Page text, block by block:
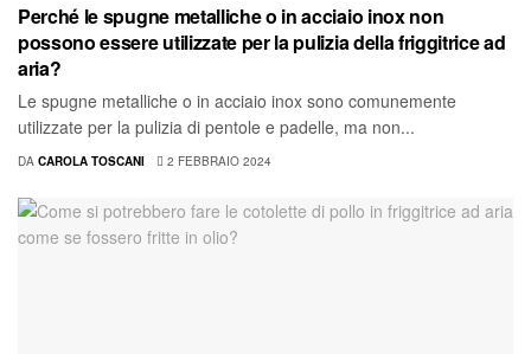
Perché le spugne metalliche o in acciaio inox non
possono essere utilizzate per la pulizia della friggitrice ad
aria?
Le spugne metalliche o in acciaio inox sono comunemente
utilizzate per la pulizia di pentole e padelle, ma non...
DA CAROLA TOSCANI 2 FEBBRAIO 2024